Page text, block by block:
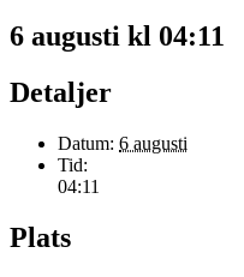
6 augusti kl 04:11
Detaljer
Datum: 6 augusti
Tid:
04:11
Plats